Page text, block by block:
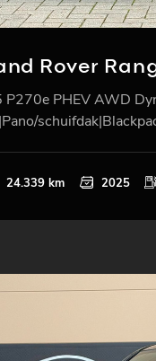
Rover
P270e PHEV AWD
24.339 km 2025